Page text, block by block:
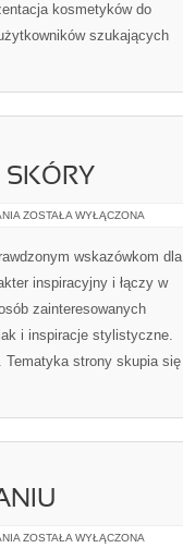
kosmetyków do
szukających
SKÓRY
PIELĘGNACJA
SKÓRY
ZOSTAŁA WYŁĄCZONA
wskazówkom dla
inspiracyjny i łączy w
zainteresowanych
i inspiracje stylistyczne.
Tematyka strony skupia się
NOWINKI
ZOSTAŁA WYŁĄCZONA